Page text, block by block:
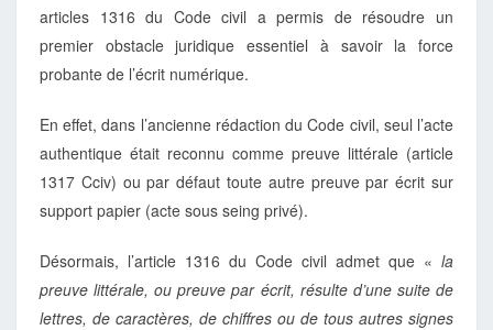
articles 1316 du Code civil a permis de résoudre un
premier obstacle juridique essentiel à savoir la force
probante de l’écrit numérique.
En effet, dans l’ancienne rédaction du Code civil, seul l’acte
authentique était reconnu comme preuve littérale (article
1317 Cciv) ou par défaut toute autre preuve par écrit sur
support papier (acte sous seing privé).
Désormais, l’article 1316 du Code civil admet que « la
preuve littérale, ou preuve par écrit, résulte d’une suite de
lettres, de caractères, de chiffres ou de tous autres signes